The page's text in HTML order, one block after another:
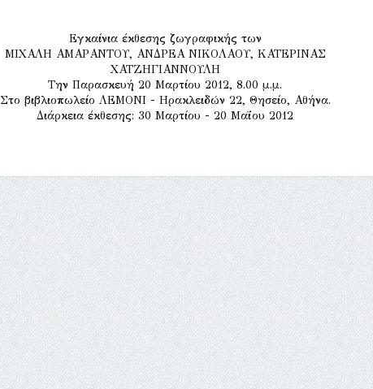
Εγκαίνια έκθεσης ζωγραφικής των
ΜΙΧΑΛΗ ΑΜΑΡΑΝΤΟΥ, ΑΝΔΡΕΑ ΝΙΚΟΛΑΟΥ, ΚΑΤΕΡΙΝΑΣ
ΧΑΤΖΗΓΙΑΝΝΟΥΛΗ
Την Παρασκευή 20 Μαρτίου 2012, 8.00 μ.μ.
Στο βιβλιοπωλείο ΛΕΜΟΝΙ - Ηρακλειδών 22, Θησείο, Αθήνα.
Διάρκεια έκθεσης: 30 Μαρτίου - 20 Μαΐου 2012